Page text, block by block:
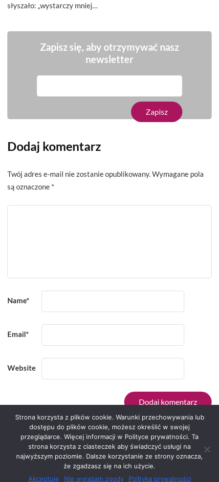
słyszało: „wystarczy mniej…
Zapisz się, aby otrzymywać nasz
newsletter
Dodaj komentarz
Twój adres e-mail nie zostanie opublikowany.Wymagane pola
są oznaczone *
Name*
Email*
Website
Serwis zaprojektował Grzegorz Sztank .
Strona korzysta z plików cookie. Warunki przechowywania lub
dostępu do plików cookie, możesz określić w swojej
przeglądarce. Więcej informacji w Polityce prywatności. Ta
strona korzysta z ciasteczek aby świadczyć usługi na
najwyższym poziomie. Dalsze korzystanie ze strony oznacza,
że zgadzasz się na ich użycie.
Akceptuję
Nie wyrażam zgody Polityka prywatności